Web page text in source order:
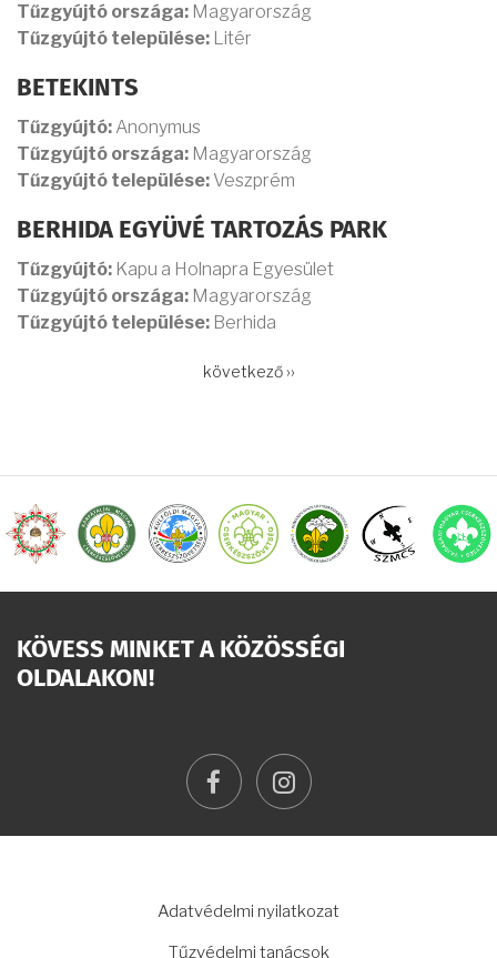
Tűzgyújtó országa: Magyarország
Tűzgyújtó települése: Litér
BETEKINTS
Tűzgyújtó: Anonymus
Tűzgyújtó országa: Magyarország
Tűzgyújtó települése: Veszprém
BERHIDA EGYÜVÉ TARTOZÁS PARK
Tűzgyújtó: Kapu a Holnapra Egyesület
Tűzgyújtó országa: Magyarország
Tűzgyújtó települése: Berhida
Következő
következő ››
KÖVESS MINKET A KÖZÖSSÉGI
OLDALAKON!
facebookinstagram
Adatvédelmi nyilatkozat
Tűzvédelmi tanácsok